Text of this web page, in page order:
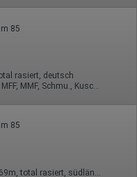
Es wird verwendet, um
Hotjar kann
die
von Ihnen bereitgestellte
85
rasiert, deutsch
AV, 69, GF6, Franz b. Ihr, MFF, MMF, Schmu., Kuscheln
85